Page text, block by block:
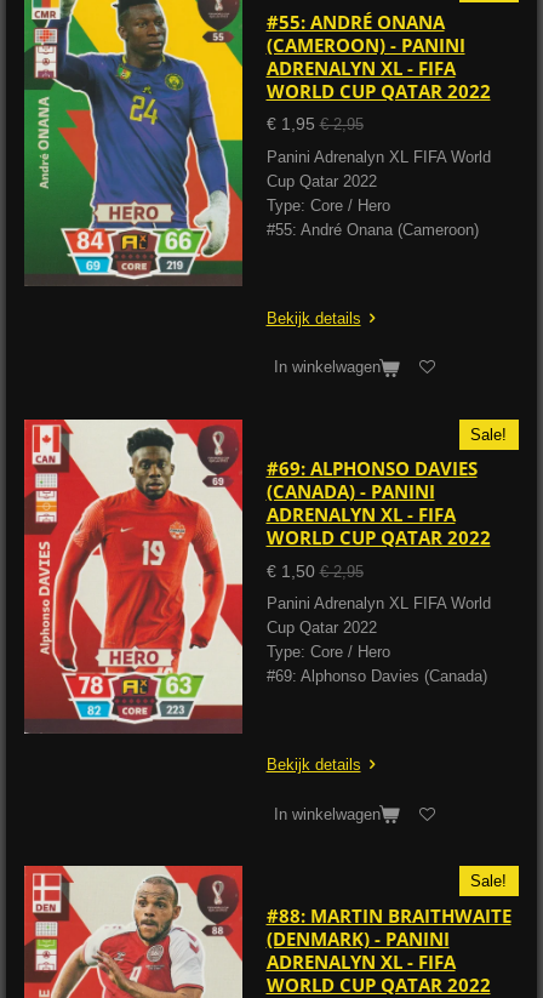
#55: ANDRÉ ONANA
(CAMEROON) - PANINI
ADRENALYN XL - FIFA
WORLD CUP QATAR 2022
€ 1,95 € 2,95
Panini Adrenalyn XL FIFA World
Cup Qatar 2022
Type: Core / Hero
#55: André Onana (Cameroon)
Bekijk details
In winkelwagen
Sale!
#69: ALPHONSO DAVIES
(CANADA) - PANINI
ADRENALYN XL - FIFA
WORLD CUP QATAR 2022
€ 1,50 € 2,95
Panini Adrenalyn XL FIFA World
Cup Qatar 2022
Type: Core / Hero
#69: Alphonso Davies (Canada)
Bekijk details
In winkelwagen
Sale!
#88: MARTIN BRAITHWAITE
(DENMARK) - PANINI
ADRENALYN XL - FIFA
WORLD CUP QATAR 2022